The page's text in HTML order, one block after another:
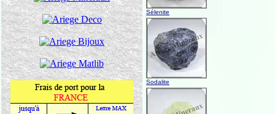
Sélenite
Sodalite